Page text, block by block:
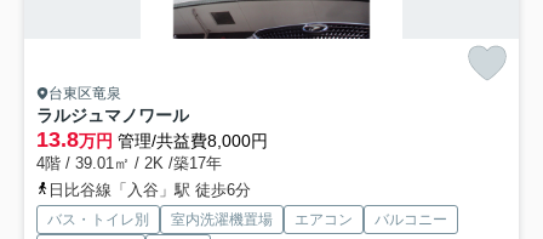
台東区竜泉
ラルジュマノワール
13.8万円 管理/共益費8,000円
4階 / 39.01㎡ / 2K /築17年
日比谷線「入谷」駅 徒歩6分
バス・トイレ別 室内洗濯機置場 エアコン
バルコニー